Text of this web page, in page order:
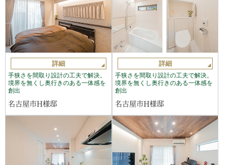
詳細
手狭さを間取り設計の工夫で解決。
境界を無くし奥行きのある一体感を
創出
名古屋市H様邸
詳細
手狭さを間取り設計の工夫で解決。
境界を無くし奥行きのある一体感を
創出
名古屋市H様邸